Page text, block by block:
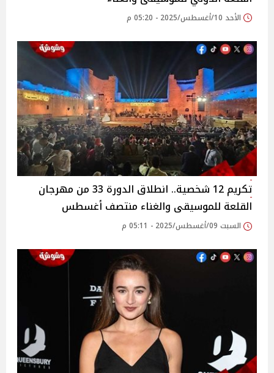
الأحد 10/أغسطس/2025 - 05:20 م
تكريم 12 شخصية.. انطلاق الدورة 33 من مهرجان
القلعة للموسيقى والغناء منتصف أغسطس‎
السبت 09/أغسطس/2025 - 05:11 م